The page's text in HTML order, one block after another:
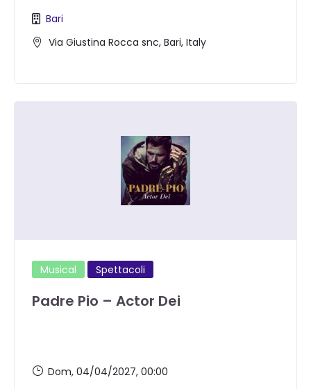
Via Giustina Rocca snc, Bari, Italy
Bari
Musical Spettacoli
Padre Pio – Actor Dei
Dom, 04/04/2027, 00:00